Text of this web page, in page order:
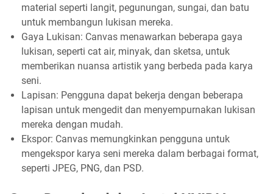
material seperti langit, pegunungan, sungai, dan batu
untuk membangun lukisan mereka.
Gaya Lukisan: Canvas menawarkan beberapa gaya
lukisan, seperti cat air, minyak, dan sketsa, untuk
memberikan nuansa artistik yang berbeda pada karya
seni.
Lapisan: Pengguna dapat bekerja dengan beberapa
lapisan untuk mengedit dan menyempurnakan lukisan
mereka dengan mudah.
Ekspor: Canvas memungkinkan pengguna untuk
mengekspor karya seni mereka dalam berbagai format,
seperti JPEG, PNG, dan PSD.